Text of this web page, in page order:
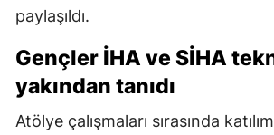
paylaşıldı.
Gençler İHA ve SİHA
yakından tanıdı
Atölye çalışmaları sırasında